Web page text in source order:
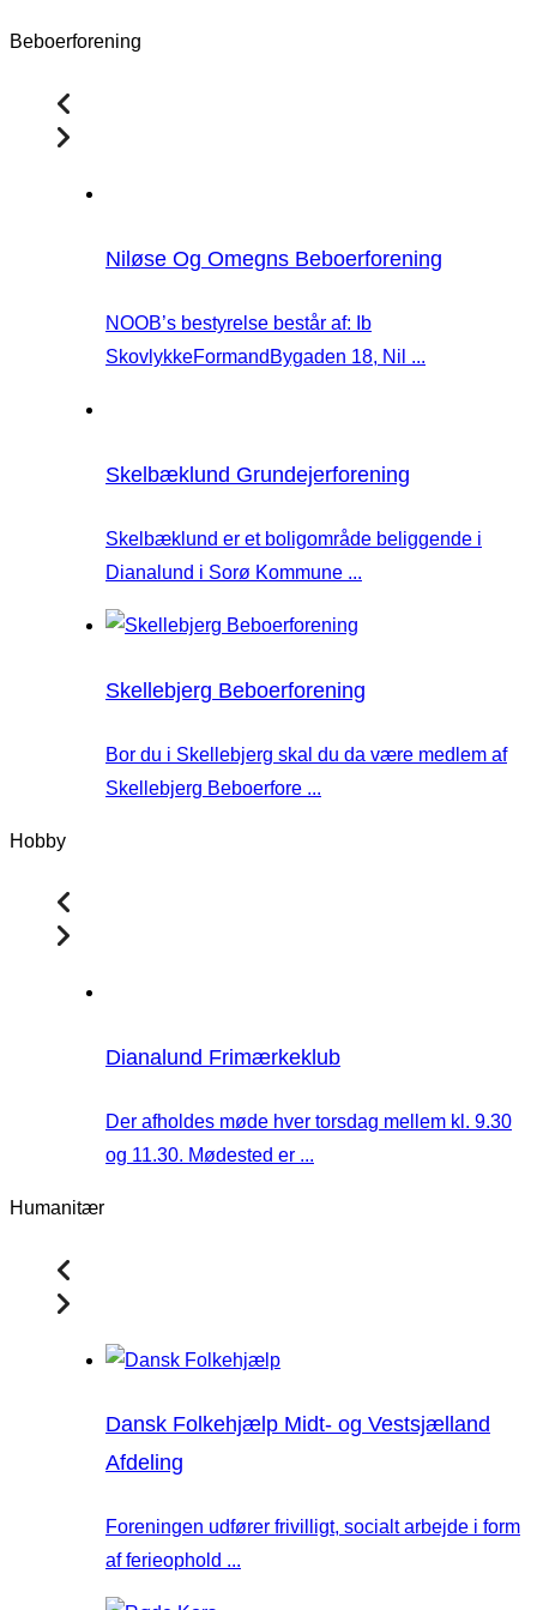
Beboerforening
Niløse Og Omegns Beboerforening
NOOB’s bestyrelse består af: Ib
SkovlykkeFormandBygaden 18, Nil ...
Skelbæklund Grundejerforening
Skelbæklund er et boligområde beliggende i
Dianalund i Sorø Kommune ...
Skellebjerg Beboerforening
Bor du i Skellebjerg skal du da være medlem af
Skellebjerg Beboerfore ...
Hobby
Dianalund Frimærkeklub
Der afholdes møde hver torsdag mellem kl. 9.30
og 11.30. Mødested er ...
Humanitær
Dansk Folkehjælp Midt- og Vestsjælland
Afdeling
Foreningen udfører frivilligt, socialt arbejde i form
af ferieophold ...